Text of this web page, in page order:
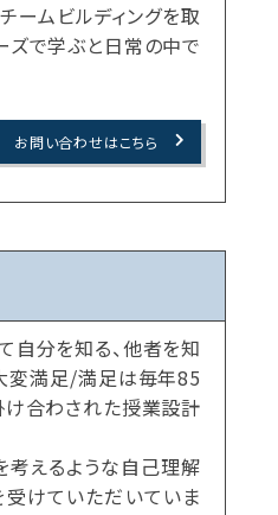
ームビルディングを取
ズで学ぶと日常の中で
お問い合わせはこちら
自分を知る、他者を知
変満足/満足は毎年85
け合わされた授業設計
えるような自己理解
けていただいていま